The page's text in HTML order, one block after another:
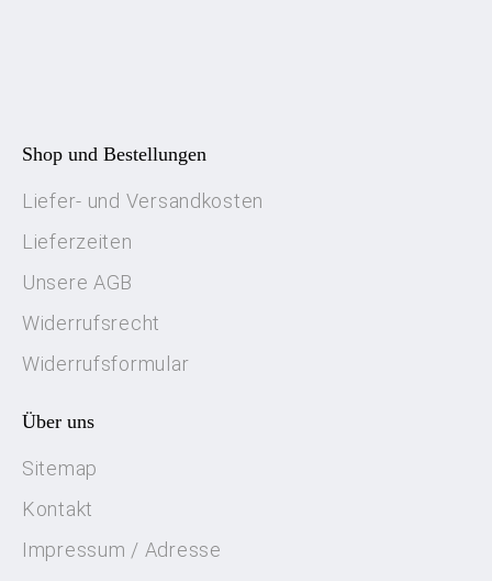
Shop und Bestellungen
Liefer- und Versandkosten
Lieferzeiten
Unsere AGB
Widerrufsrecht
Widerrufsformular
Über uns
Sitemap
Kontakt
Impressum / Adresse